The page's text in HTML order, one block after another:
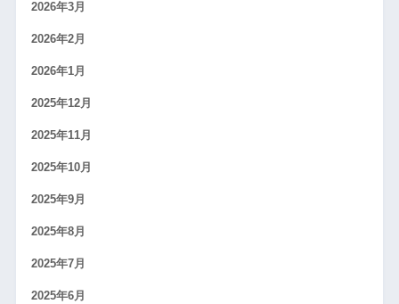
2026年3月
2026年2月
2026年1月
2025年12月
2025年11月
2025年10月
2025年9月
2025年8月
2025年7月
2025年6月